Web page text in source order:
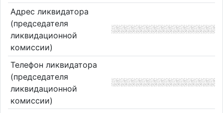
Адрес ликвидатора
(председателя
ликвидационной
комиссии)
Телефон ликвидатора
(председателя
ликвидационной
комиссии)